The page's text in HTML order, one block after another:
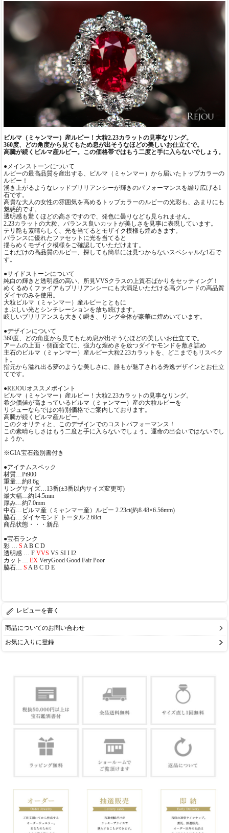
ビルマ（ミャンマー）産ルビー！大粒2.23カラットの見事なリング。
360度、どの角度から見てもため息が出そうなほどの美しいお仕立てで。
高騰が続くビルマ産ルビー。この価格帯ではもう二度と手に入らないでしょう。
●メインストーンについて
ルビーの最高品質を産出する、ビルマ（ミャンマー）から届いたトップカラーの
ルビー！
湧き上がるようなレッドブリリアンシーが輝きのパフォーマンスを繰り広げる1
石です。
高貴な大人の女性の雰囲気を高めるトップカラーのルビーの光彩も、あまりにも
魅惑的です。
透明感も驚くほどの高さですので、発色に曇りなども見られません。
2.23カラットの大粒、バランス良いカットが美しさを見事に表現しています。
テリ艶も素晴らしく、光を当てるとモザイク模様も煌めきます。
バランスに優れたファセットに光を当てると
揺らめくモザイク模様をご確認していただけます。
これだけの高品質のルビー、探しても簡単には見つからないスペシャルな1石で
す。
●サイドストーンについて
純白の輝きと透明感の高い、所見VVSクラスの上質石ばかりをセッティング！
めくるめくファイアもブリリアンシーにも大満足いただける高グレードの高品質
ダイヤのみを使用。
大粒ビルマ（ミャンマー）産ルビーとともに
まぶしい光とシンチレーションを放ち続けます。
眩しいブリリアンスも大きく瞬き、リング全体が豪華に煌めいています。
●デザインについて
360度、どの角度から見てもため息が出そうなほどの美しいお仕立てで。
アームの上面・側面全てに、強力な煌めきを放つダイヤモンドを敷き詰め
主石のビルマ（ミャンマー）産ルビー大粒2.23カラットを、どこまでもリスペク
ト。
指元から溢れ出る夢のような美しさに、誰もが魅了される秀逸デザインとお仕立
てです。
●REJOUオススメポイント
ビルマ（ミャンマー）産ルビー！大粒2.23カラットの見事なリング。
希少価値が高まっているビルマ（ミャンマー）産の大粒ルビーを
リジューならではの特別価格でご案内しております。
高騰が続くビルマ産ルビー。
このクオリティと、このデザインでのコストパフォーマンス！
この素晴らしさはもう二度と手に入らないでしょう。運命の出会いではないでし
ょうか。
※GIA宝石鑑別書付き
●アイテムスペック
材質…Pt900
重量…約8.6g
リングサイズ…13番(±3番以内サイズ変更可)
最大幅…約14.5mm
厚み…約7.0mm
中石…ビルマ産（ミャンマー産）ルビー 2.23ct(約8.48×6.56mm)
脇石…ダイヤモンド トータル 2.68ct
商品状態・・・新品
●宝石ランク
彩 … S A B C D
透明感 … F VVS VS SI I I2
カット… EX VeryGood Good Fair Poor
脇石… S A B C D E
レビューを書く
商品についてのお問い合わせ
お気に入りに登録